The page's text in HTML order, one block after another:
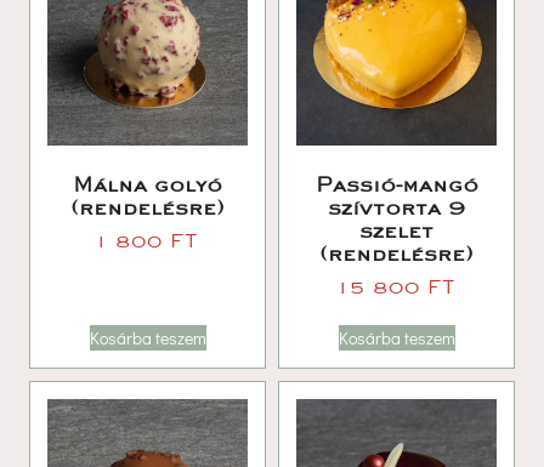
Málna golyó
(rendelésre)
1 800 FT
Kosárba teszem
Passió-mangó
zívtorta 9
zelet
(rendelésre)
15 800 FT
Kosárba teszem